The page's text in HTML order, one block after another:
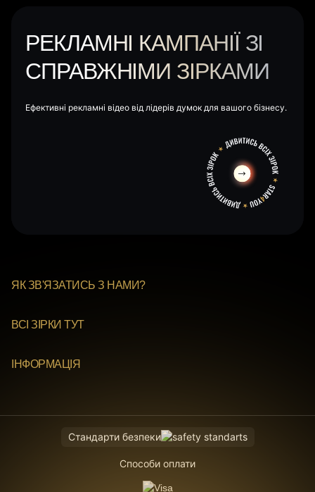
РЕКЛАМНІ КАМПАНІЇ ЗІ
СПРАВЖНІМИ ЗІРКАМИ
Ефективні рекламні відео від лідерів думок для вашого бізнесу.
ЯК ЗВ'ЯЗАТИСЬ З НАМИ?
ВСІ ЗІРКИ ТУТ
ІНФОРМАЦІЯ
Стандарти безпеки
Способи оплати